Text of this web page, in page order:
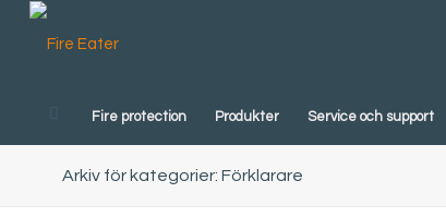
Fire protection Produkter Service och support
Arkiv för kategorier: Förklarare